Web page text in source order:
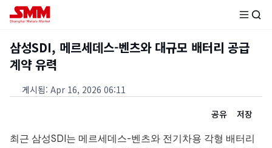
삼성SDI, 메르세데스-벤츠와 대규모 배터리 공급
계약 유력
게시됨: Apr 16, 2026 06:11
공유
저장
최근 삼성SDI는 메르세데스-벤츠와 전기차용 각형 배터리